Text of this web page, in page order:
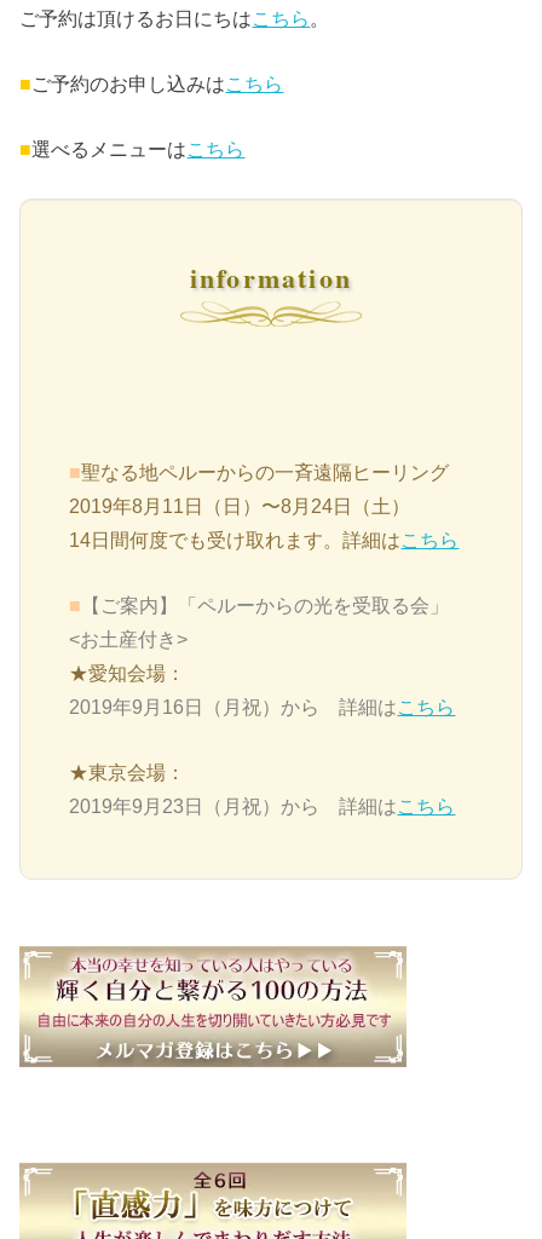
ご予約は頂けるお日にちはこちら 。
■ご予約のお申し込みはこちら
■選べるメニューはこちら
information
■聖なる地ペルーからの一斉遠隔ヒーリング
2019年8 月 11 日（日） 〜8 月 24日（土）
14日間何度でも受け取れます。詳細は こちら
■ 【ご案内】「ペルーからの光を受取る会」
<お土産付き>
★愛知会場：
2019年9月16日（月祝）から 詳細はこちら
★東京会場：
2019年9月23日（月祝）から 詳細はこちら